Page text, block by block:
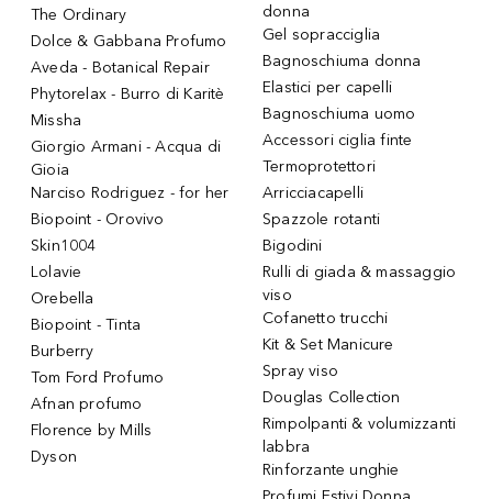
The Ordinary
Dolce & Gabbana Profumo
Aveda - Botanical Repair
Phytorelax - Burro di Karitè
Missha
Giorgio Armani - Acqua di
Gioia
Narciso Rodriguez - for her
Biopoint - Orovivo
Skin1004
Lolavie
Orebella
Biopoint - Tinta
Burberry
Tom Ford Profumo
Afnan profumo
Florence by Mills
Dyson
donna
Gel sopracciglia
Bagnoschiuma donna
Elastici per capelli
Bagnoschiuma uomo
Accessori ciglia finte
Termoprotettori
Arricciacapelli
Spazzole rotanti
Bigodini
Rulli di giada & massaggio
viso
Cofanetto trucchi
Kit & Set Manicure
Spray viso
Douglas Collection
Rimpolpanti & volumizzanti
labbra
Rinforzante unghie